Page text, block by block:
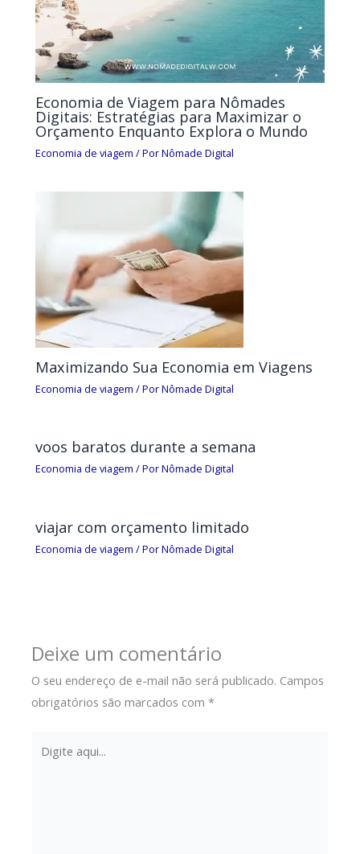
Economia de Viagem para Nômades
Digitais: Estratégias para Maximizar o
Orçamento Enquanto Explora o Mundo
Economia de viagem / PorNômade Digital
Maximizando Sua Economia em Viagens
Economia de viagem / PorNômade Digital
voos baratos durante a semana
Economia de viagem / PorNômade Digital
viajar com orçamento limitado
Economia de viagem / PorNômade Digital
Deixe um comentário
O seu endereço de e-mail não será publicado. Campos
obrigatórios são marcados com*
aqui...